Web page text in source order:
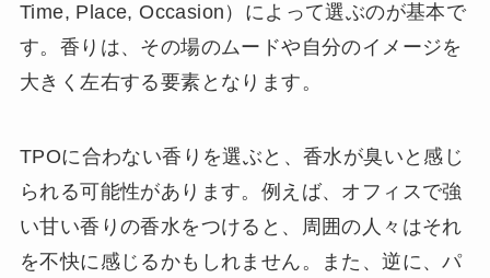
Time, Place, Occasion）によって選ぶのが基本で
す。香りは、その場のムードや自分のイメージを
大きく左右する要素となります。
TPOに合わない香りを選ぶと、香水が臭いと感じ
られる可能性があります。例えば、オフィスで強
い甘い香りの香水をつけると、周囲の人々はそれ
を不快に感じるかもしれません。また、逆に、パ